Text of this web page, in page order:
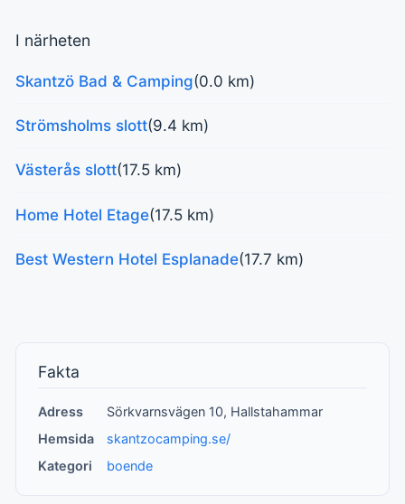
I närheten
Skantzö Bad & Camping(0.0 km)
Strömsholms slott(9.4 km)
Västerås slott(17.5 km)
Home Hotel Etage(17.5 km)
Best Western Hotel Esplanade(17.7 km)
Fakta
Adress
Sörkvarnsvägen 10, Hallstahammar
Hemsida
skantzocamping.se/
Kategori
boende